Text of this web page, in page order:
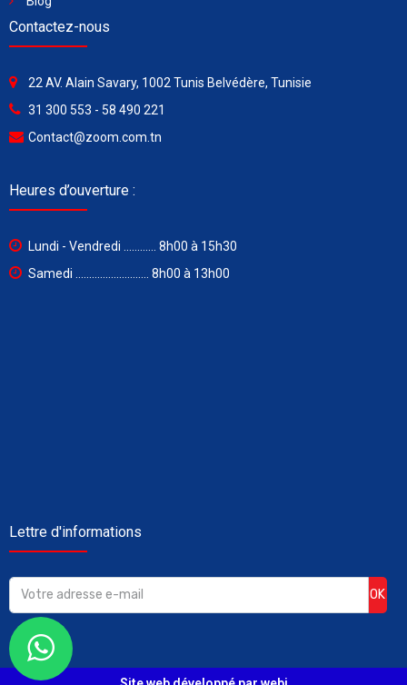
Contactez-nous
22 AV. Alain Savary, 1002 Tunis Belvédère, Tunisie
31 300 553 - 58 490 221
Contact@zoom.com.tn
Heures d’ouverture :
Lundi - Vendredi ............ 8h00 à 15h30
Samedi ........................... 8h00 à 13h00
Lettre d'informations
OK